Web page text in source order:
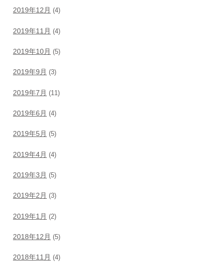
2019年12月 (4)
2019年11月 (4)
2019年10月 (5)
2019年9月 (3)
2019年7月 (11)
2019年6月 (4)
2019年5月 (5)
2019年4月 (4)
2019年3月 (5)
2019年2月 (3)
2019年1月 (2)
2018年12月 (5)
2018年11月 (4)